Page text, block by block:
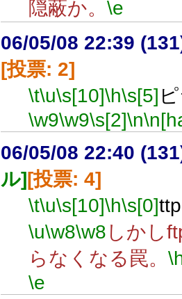
隠蔽か。 \e
06/05/08 22:39
[投票: 2]
\t\u\s[10]\h\s[5]
\w9\w9\s[2]\n
06/05/08 22:40
ル] [投票: 4]
\t\u\s[10]\h\s[0]
\u\w8\w8 しかし
らなくなる罠。
\e